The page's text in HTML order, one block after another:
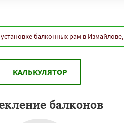
балконных рам в
КАЛЬКУЛЯТОР
балконов